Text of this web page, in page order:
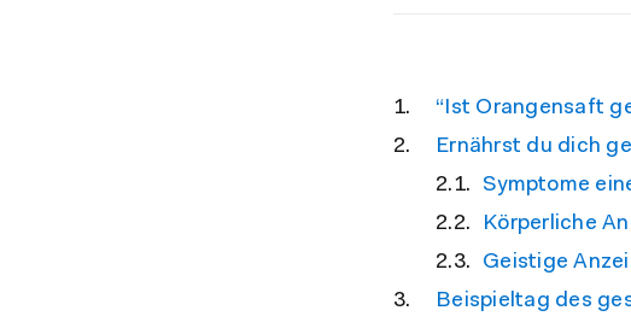
“Ist Orangensaft
Ernährst du dich
Symptome
Körperliche
Geistige
Beispieltag des